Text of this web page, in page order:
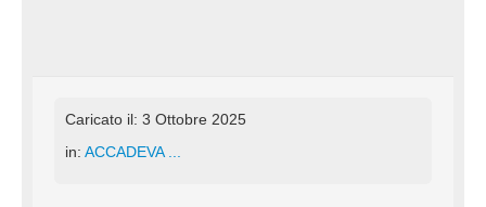
Caricato il: 3 Ottobre 2025
in: ACCADEVA ...